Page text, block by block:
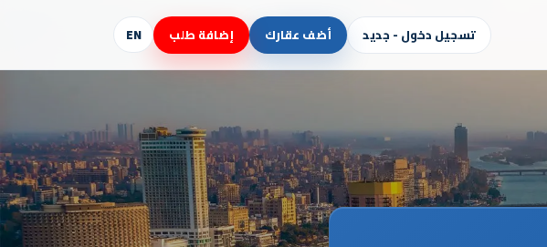
تسجيل دخول - جديد أضف عقارك إضافة طلب EN